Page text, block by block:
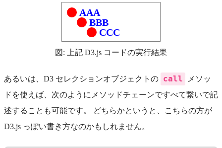
AAA
BBB
CCC
図: 上記 D3.js コードの実行結果
あるいは、D3 セレクションオブジェクトの call
メソッ
ドを使えば、次のようにメソッドチェーンですべて繋いで記
述することも可能です。 どちらかというと、こちらの方が
D3.js っぽい書き方なのかもしれません。